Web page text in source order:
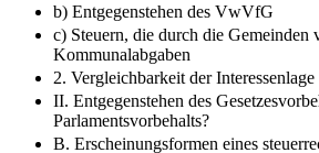
b) Entgegenstehen des VwVfG
c) Steuern, die durch die Gemeinden
Kommunalabgaben
2. Vergleichbarkeit der Interessenlage
II. Entgegenstehen des
Parlamentsvorbehalts?
B. Erscheinungsformen eines